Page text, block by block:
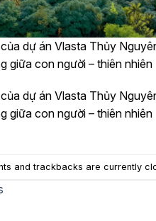
dự án Vlasta Thủy
giữa con người – thiên nhiên
dự án Vlasta Thủy
giữa con người – thiên nhiên
and trackbacks are currently